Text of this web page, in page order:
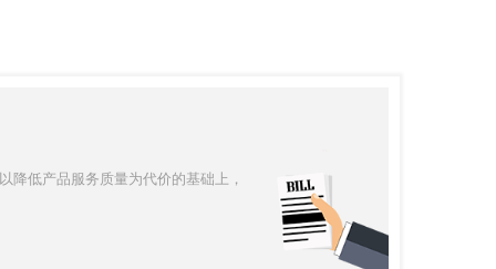
降低产品服务质量为代价的基础上，